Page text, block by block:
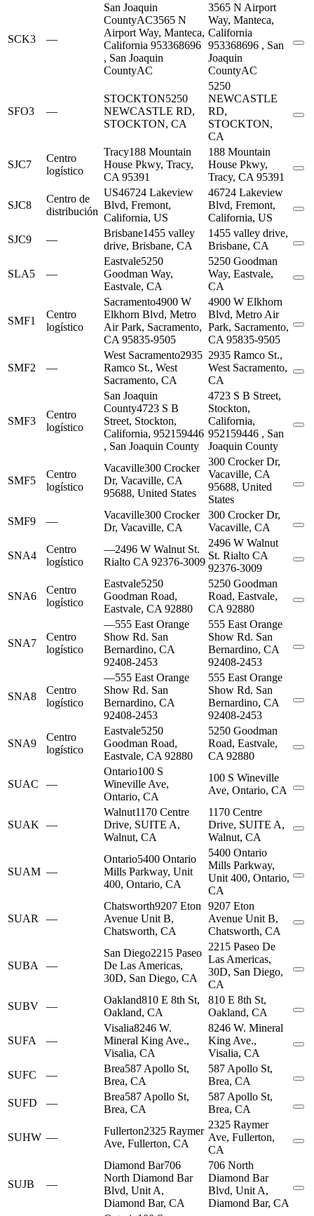
SCK3 —
San Joaquin
CountyAC3565 N
Airport Way, Manteca,
California 953368696
, San Joaquin
CountyAC
3565 N Airport
Way, Manteca,
California
953368696 , San
Joaquin
CountyAC
SFO3 —
STOCKTON5250
NEWCASTLE RD,
STOCKTON, CA
5250
NEWCASTLE
RD,
STOCKTON,
CA
SJC7
Centro
logístico
Tracy188 Mountain
House Pkwy, Tracy,
CA 95391
188 Mountain
House Pkwy,
Tracy, CA 95391
SJC8
Centro de
distribución
US46724 Lakeview
Blvd, Fremont,
California, US
46724 Lakeview
Blvd, Fremont,
California, US
SJC9
—
Brisbane1455 valley
drive, Brisbane, CA
1455 valley drive,
Brisbane, CA
SLA5 —
Eastvale5250
Goodman Way,
Eastvale, CA
5250 Goodman
Way, Eastvale,
CA
SMF1
Centro
logístico
Sacramento4900 W
Elkhorn Blvd, Metro
Air Park, Sacramento,
CA 95835-9505
4900 W Elkhorn
Blvd, Metro Air
Park, Sacramento,
CA 95835-9505
SMF2 —
West Sacramento2935
Ramco St., West
Sacramento, CA
2935 Ramco St.,
West Sacramento,
CA
SMF3
Centro
logístico
San Joaquin
County4723 S B
Street, Stockton,
California, 952159446
, San Joaquin County
4723 S B Street,
Stockton,
California,
952159446 , San
Joaquin County
SMF5
Centro
logístico
Vacaville300 Crocker
Dr, Vacaville, CA
95688, United States
300 Crocker Dr,
Vacaville, CA
95688, United
States
SMF9
—
Vacaville300 Crocker
Dr, Vacaville, CA
300 Crocker Dr,
Vacaville, CA
SNA4
Centro
logístico
—2496 W Walnut St.
Rialto CA 92376-3009
2496 W Walnut
St. Rialto CA
92376-3009
SNA6
Centro
logístico
Eastvale5250
Goodman Road,
Eastvale, CA 92880
5250 Goodman
Road, Eastvale,
CA 92880
SNA7
Centro
logístico
—555 East Orange
Show Rd. San
Bernardino, CA
92408-2453
555 East Orange
Show Rd. San
Bernardino, CA
92408-2453
SNA8
Centro
logístico
—555 East Orange
Show Rd. San
Bernardino, CA
92408-2453
555 East Orange
Show Rd. San
Bernardino, CA
92408-2453
SNA9
Centro
logístico
Eastvale5250
Goodman Road,
Eastvale, CA 92880
5250 Goodman
Road, Eastvale,
CA 92880
SUAC —
Ontario100 S
Wineville Ave,
Ontario, CA
100 S Wineville
Ave, Ontario, CA
SUAK —
Walnut1170 Centre
Drive, SUITE A,
Walnut, CA
1170 Centre
Drive, SUITE A,
Walnut, CA
SUAM —
Ontario5400 Ontario
Mills Parkway, Unit
400, Ontario, CA
5400 Ontario
Mills Parkway,
Unit 400, Ontario,
CA
SUAR —
Chatsworth9207 Eton
Avenue Unit B,
Chatsworth, CA
9207 Eton
Avenue Unit B,
Chatsworth, CA
SUBA —
San Diego2215 Paseo
De Las Americas,
30D, San Diego, CA
2215 Paseo De
Las Americas,
30D, San Diego,
CA
SUBV
—
Oakland810 E 8th St,
Oakland, CA
810 E 8th St,
Oakland, CA
SUFA —
Visalia8246 W.
Mineral King Ave.,
Visalia, CA
8246 W. Mineral
King Ave.,
Visalia, CA
SUFC
—
Brea587 Apollo St,
Brea, CA
587 Apollo St,
Brea, CA
SUFD
—
Brea587 Apollo St,
Brea, CA
587 Apollo St,
Brea, CA
SUHW —
Fullerton2325 Raymer
Ave, Fullerton, CA
2325 Raymer
Ave, Fullerton,
CA
SUJB —
Diamond Bar706
North Diamond Bar
Blvd, Unit A,
Diamond Bar, CA
706 North
Diamond Bar
Blvd, Unit A,
Diamond Bar, CA